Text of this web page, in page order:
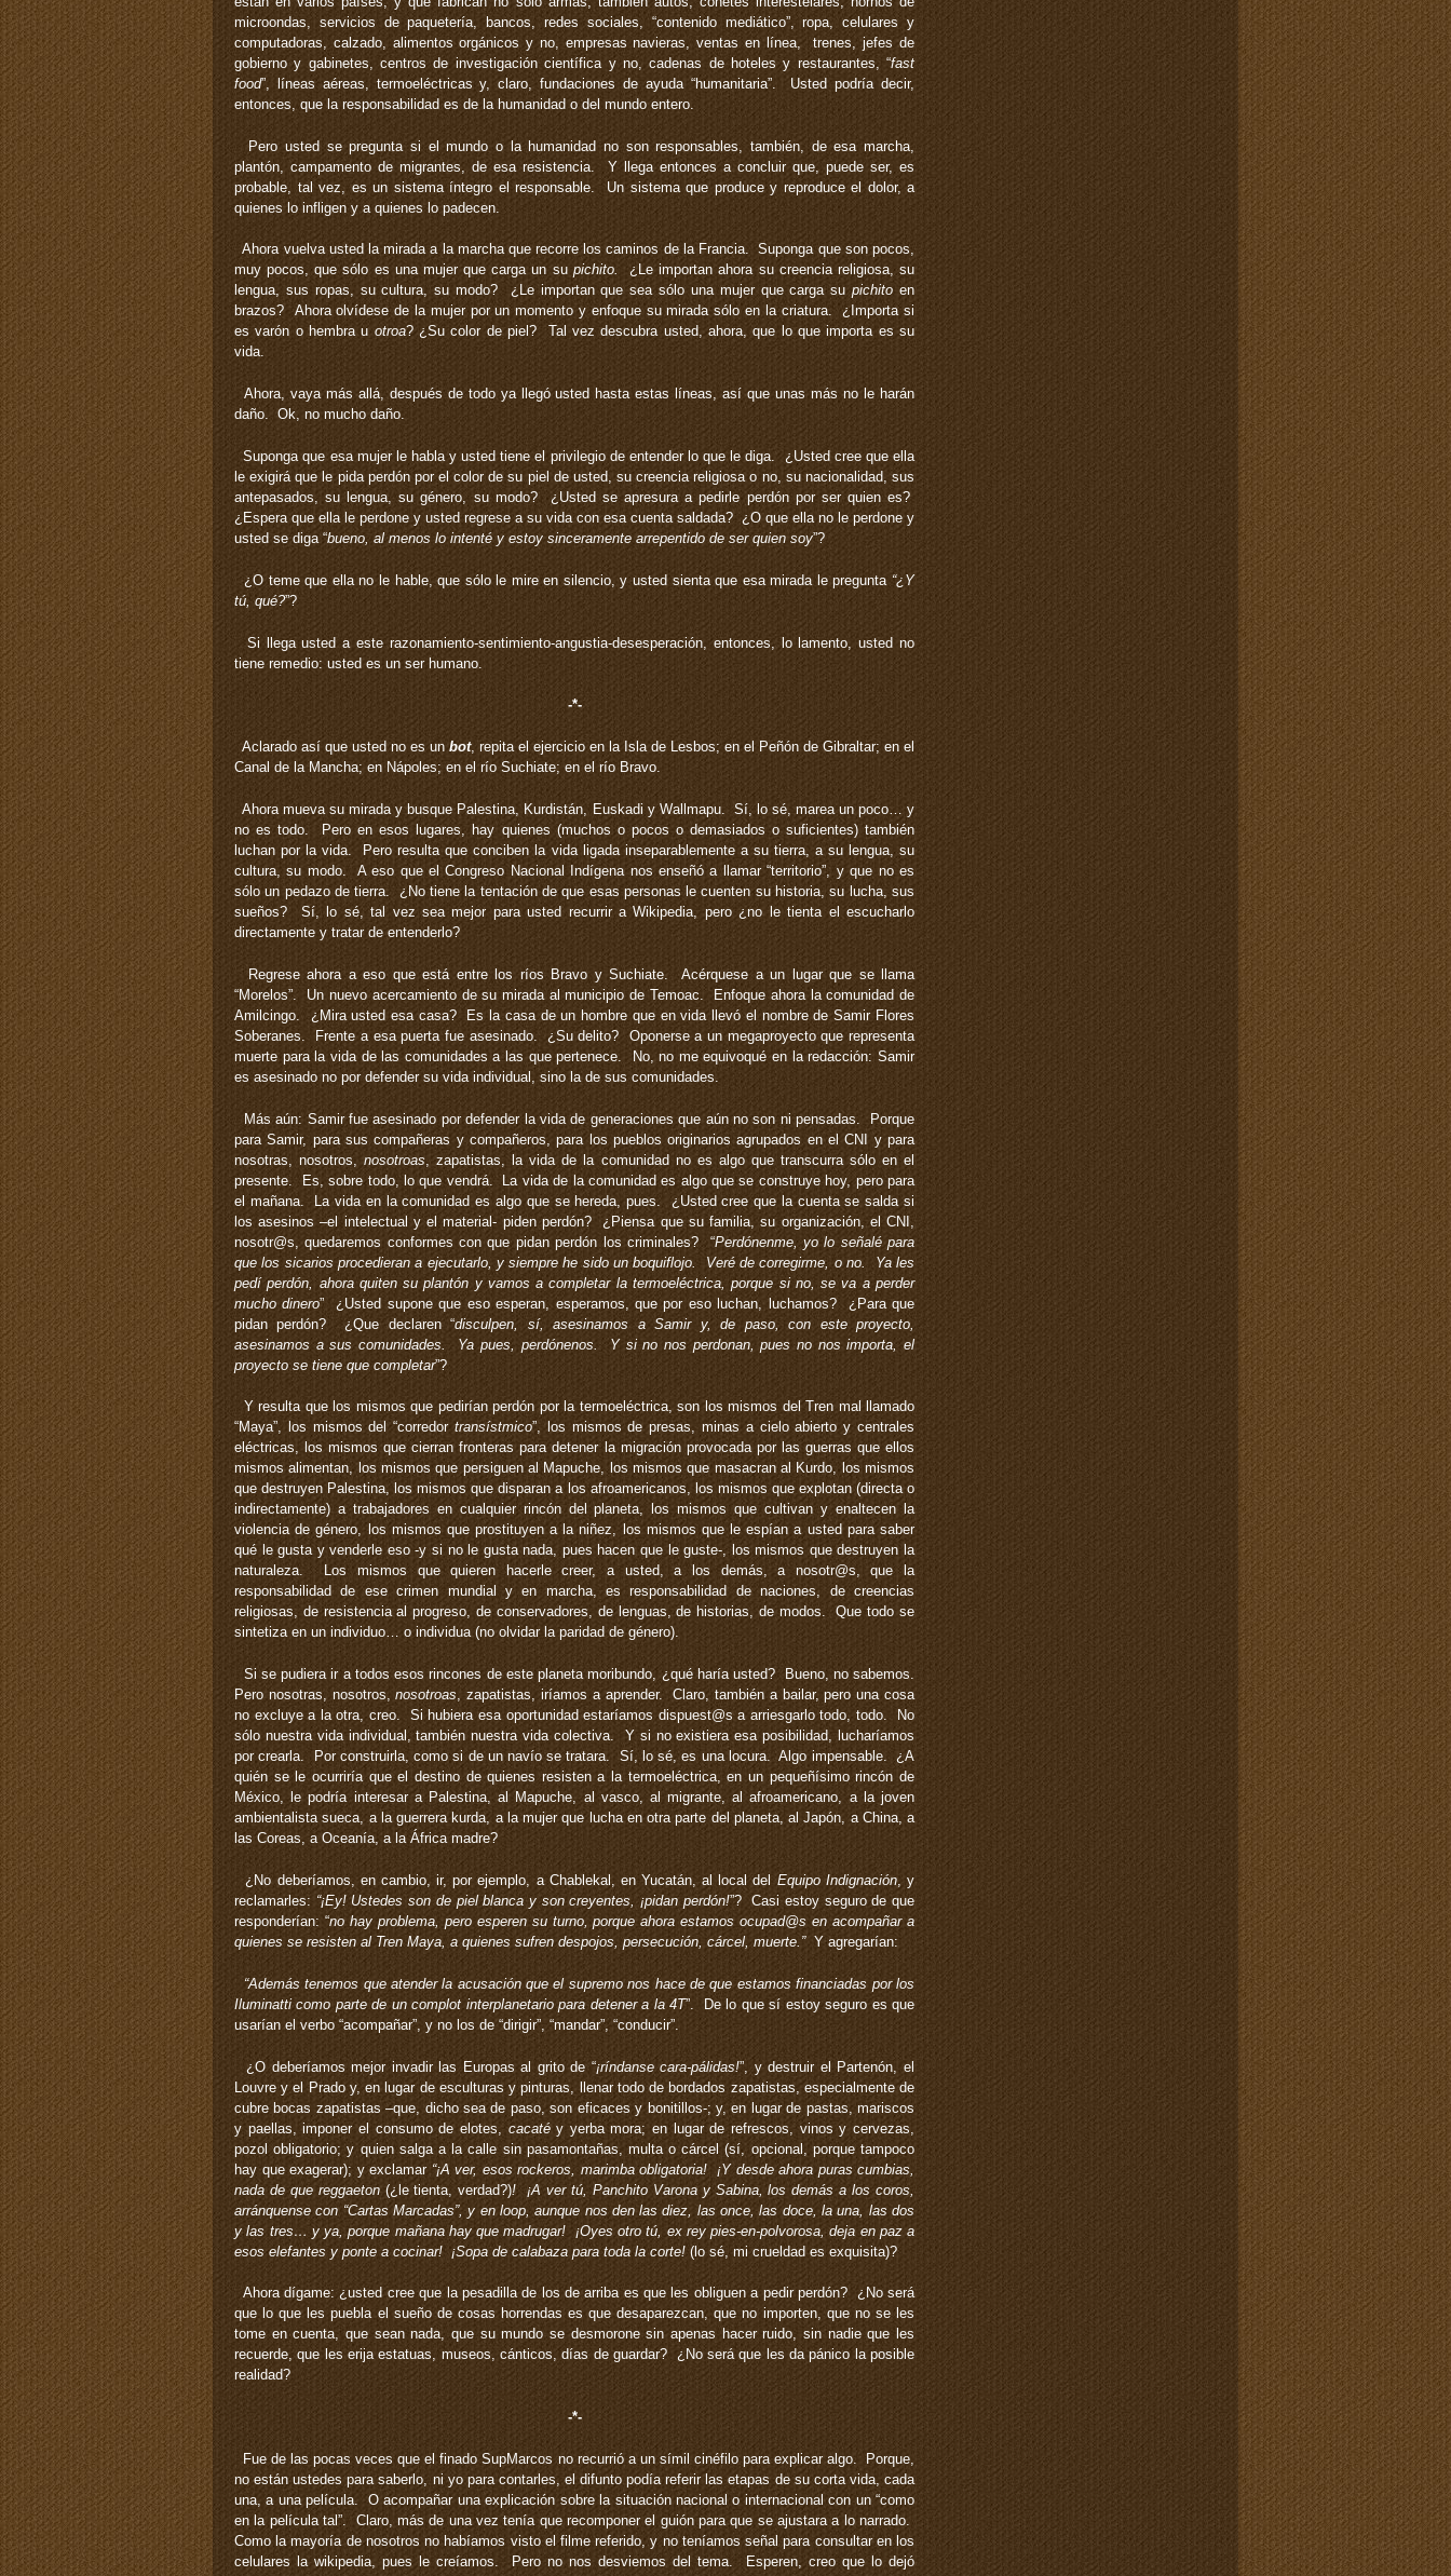
microondas, servicios de paquetería, bancos, redes sociales, “contenido mediático”, ropa, celulares y
computadoras, calzado, alimentos orgánicos y no, empresas navieras, ventas en línea, trenes, jefes de
gobierno y gabinetes, centros de investigación científica y no, cadenas de hoteles y restaurantes, “fast
food”, líneas aéreas, termoeléctricas y, claro, fundaciones de ayuda “humanitaria”. Usted podría decir,
entonces, que la responsabilidad es de la humanidad o del mundo entero.
Pero usted se pregunta si el mundo o la humanidad no son responsables, también, de esa marcha,
plantón, campamento de migrantes, de esa resistencia. Y llega entonces a concluir que, puede ser, es
probable, tal vez, es un sistema íntegro el responsable. Un sistema que produce y reproduce el dolor, a
quienes lo infligen y a quienes lo padecen.
Ahora vuelva usted la mirada a la marcha que recorre los caminos de la Francia. Suponga que son pocos,
muy pocos, que sólo es una mujer que carga un su pichito.
¿Le importan ahora su creencia religiosa, su
lengua, sus ropas, su cultura, su modo? ¿Le importan que sea sólo una mujer que carga supichito en
brazos? Ahora olvídese de la mujer por un momento y enfoque su mirada sólo en la criatura. ¿Importa si
es varón o hembra u otroa? ¿Su color de piel? Tal vez descubra usted, ahora, que lo que importa es su
vida.
Ahora, vaya más allá, después de todo ya llegó usted hasta estas líneas, así que unas más no le harán
daño. Ok, no mucho daño.
Suponga que esa mujer le habla y usted tiene el privilegio de entender lo que le diga. ¿Usted cree que ella
le exigirá que le pida perdón por el color de su piel de usted, su creencia religiosa o no, su nacionalidad, sus
antepasados, su lengua, su género, su modo? ¿Usted se apresura a pedirle perdón por ser quien es?
¿Espera que ella le perdone y usted regrese a su vida con esa cuenta saldada? ¿O que ella no le perdone y
usted se diga “bueno, al menos lo intenté y estoy sinceramente arrepentido de ser quien soy”?
¿O teme que ella no le hable, que sólo le mire en silencio, y usted sienta que esa mirada le pregunta “¿Y
tú, qué?”?
Si llega usted a este razonamiento-sentimiento-angustia-desesperación, entonces, lo lamento, usted no
tiene remedio: usted es un ser humano.
-*-
Aclarado así que usted no es unbot, repita el ejercicio en la Isla de Lesbos; en el Peñón de Gibraltar; en el
Canal de la Mancha; en Nápoles; en el río Suchiate; en el río Bravo.
Ahora mueva su mirada y busque Palestina, Kurdistán, Euskadi y Wallmapu. Sí, lo sé, marea un poco… y
no es todo. Pero en esos lugares, hay quienes (muchos o pocos o demasiados o suficientes) también
luchan por la vida. Pero resulta que conciben la vida ligada inseparablemente a su tierra, a su lengua, su
cultura, su modo. A eso que el Congreso Nacional Indígena nos enseñó a llamar “territorio”, y que no es
sólo un pedazo de tierra. ¿No tiene la tentación de que esas personas le cuenten su historia, su lucha, sus
sueños? Sí, lo sé, tal vez sea mejor para usted recurrir a Wikipedia, pero ¿no le tienta el escucharlo
directamente y tratar de entenderlo?
Regrese ahora a eso que está entre los ríos Bravo y Suchiate. Acérquese a un lugar que se llama
“Morelos”. Un nuevo acercamiento de su mirada al municipio de Temoac. Enfoque ahora la comunidad de
Amilcingo. ¿Mira usted esa casa? Es la casa de un hombre que en vida llevó el nombre de Samir Flores
Soberanes. Frente a esa puerta fue asesinado. ¿Su delito? Oponerse a un megaproyecto que representa
muerte para la vida de las comunidades a las que pertenece. No, no me equivoqué en la redacción: Samir
es asesinado no por defender su vida individual, sino la de sus comunidades.
Más aún: Samir fue asesinado por defender la vida de generaciones que aún no son ni pensadas. Porque
para Samir, para sus compañeras y compañeros, para los pueblos originarios agrupados en el CNI y para
nosotras, nosotros,nosotroas , zapatistas, la vida de la comunidad no es algo que transcurra sólo en el
presente. Es, sobre todo, lo que vendrá. La vida de la comunidad es algo que se construye hoy, pero para
el mañana. La vida en la comunidad es algo que se hereda, pues. ¿Usted cree que la cuenta se salda si
los asesinos –el intelectual y el material- piden perdón? ¿Piensa que su familia, su organización, el CNI,
nosotr@s, quedaremos conformes con que pidan perdón los criminales? “Perdónenme, yo lo señalé para
que los sicarios procedieran a ejecutarlo, y siempre he sido un boquiflojo. Veré de corregirme, o no. Ya les
pedí perdón, ahora quiten su plantón y vamos a completar la termoeléctrica, porque si no, se va a perder
mucho dinero” ¿Usted supone que eso esperan, esperamos, que por eso luchan, luchamos? ¿Para que
pidan perdón? ¿Que declaren “disculpen, sí, asesinamos a Samir y, de paso, con este proyecto,
asesinamos a sus comunidades. Ya pues, perdónenos. Y si no nos perdonan, pues no nos importa, el
proyecto se tiene que completar”?
Y resulta que los mismos que pedirían perdón por la termoeléctrica, son los mismos del Tren mal llamado
“Maya”, los mismos del “corredor transístmico”, los mismos de presas, minas a cielo abierto y centrales
eléctricas, los mismos que cierran fronteras para detener la migración provocada por las guerras que ellos
mismos alimentan, los mismos que persiguen al Mapuche, los mismos que masacran al Kurdo, los mismos
que destruyen Palestina, los mismos que disparan a los afroamericanos, los mismos que explotan (directa o
indirectamente) a trabajadores en cualquier rincón del planeta, los mismos que cultivan y enaltecen la
violencia de género, los mismos que prostituyen a la niñez, los mismos que le espían a usted para saber
qué le gusta y venderle eso -y si no le gusta nada, pues hacen que le guste-, los mismos que destruyen la
naturaleza. Los mismos que quieren hacerle creer, a usted, a los demás, a nosotr@s, que la
responsabilidad de ese crimen mundial y en marcha, es responsabilidad de naciones, de creencias
religiosas, de resistencia al progreso, de conservadores, de lenguas, de historias, de modos. Que todo se
sintetiza en un individuo… o individua (no olvidar la paridad de género).
Si se pudiera ir a todos esos rincones de este planeta moribundo, ¿qué haría usted? Bueno, no sabemos.
Pero nosotras, nosotros,nosotroas, zapatistas, iríamos a aprender. Claro, también a bailar, pero una cosa
no excluye a la otra, creo. Si hubiera esa oportunidad estaríamos dispuest@s a arriesgarlo todo, todo. No
sólo nuestra vida individual, también nuestra vida colectiva. Y si no existiera esa posibilidad, lucharíamos
por crearla. Por construirla, como si de un navío se tratara. Sí, lo sé, es una locura. Algo impensable. ¿A
quién se le ocurriría que el destino de quienes resisten a la termoeléctrica, en un pequeñísimo rincón de
México, le podría interesar a Palestina, al Mapuche, al vasco, al migrante, al afroamericano, a la joven
ambientalista sueca, a la guerrera kurda, a la mujer que lucha en otra parte del planeta, al Japón, a China, a
las Coreas, a Oceanía, a la África madre?
¿No deberíamos, en cambio, ir, por ejemplo, a Chablekal, en Yucatán, al local del Equipo Indignación, y
reclamarles: “¡Ey! Ustedes son de piel blanca y son creyentes, ¡pidan perdón!”? Casi estoy seguro de que
responderían: “no hay problema, pero esperen su turno, porque ahora estamos ocupad@s en acompañar a
quienes se resisten al Tren Maya, a quienes sufren despojos, persecución, cárcel, muerte.” Y agregarían:
“Además tenemos que atender la acusación que el supremo nos hace de que estamos financiadas por los
Iluminatti como parte de un complot interplanetario para detener a la 4T”. De lo que sí estoy seguro es que
usarían el verbo “acompañar”, y no los de “dirigir”, “mandar”, “conducir”.
¿O deberíamos mejor invadir las Europas al grito de “¡ríndanse cara-pálidas!”, y destruir el Partenón, el
Louvre y el Prado y, en lugar de esculturas y pinturas, llenar todo de bordados zapatistas, especialmente de
cubre bocas zapatistas –que, dicho sea de paso, son eficaces y bonitillos-; y, en lugar de pastas, mariscos
y paellas, imponer el consumo de elotes, cacatéy yerba mora; en lugar de refrescos, vinos y cervezas,
pozol obligatorio; y quien salga a la calle sin pasamontañas, multa o cárcel (sí, opcional, porque tampoco
hay que exagerar); y exclamar “¡A ver, esos rockeros, marimba obligatoria! ¡Y desde ahora puras cumbias,
nada de que reggaeton (¿le tienta, verdad?)!
¡A ver tú, Panchito Varona y Sabina, los demás a los coros,
arránquense con “Cartas Marcadas”, y en loop, aunque nos den las diez, las once, las doce, la una, las dos
y las tres… y ya, porque mañana hay que madrugar! ¡Oyes otro tú, ex rey pies-en-polvorosa, deja en paz a
esos elefantes y ponte a cocinar! ¡Sopa de calabaza para toda la corte! (lo sé, mi crueldad es exquisita)?
Ahora dígame: ¿usted cree que la pesadilla de los de arriba es que les obliguen a pedir perdón? ¿No será
que lo que les puebla el sueño de cosas horrendas es que desaparezcan, que no importen, que no se les
tome en cuenta, que sean nada, que su mundo se desmorone sin apenas hacer ruido, sin nadie que les
recuerde, que les erija estatuas, museos, cánticos, días de guardar? ¿No será que les da pánico la posible
realidad?
-*-
Fue de las pocas veces que el finado SupMarcos no recurrió a un símil cinéfilo para explicar algo. Porque,
no están ustedes para saberlo, ni yo para contarles, el difunto podía referir las etapas de su corta vida, cada
una, a una película. O acompañar una explicación sobre la situación nacional o internacional con un “como
en la película tal”. Claro, más de una vez tenía que recomponer el guión para que se ajustara a lo narrado.
Como la mayoría de nosotros no habíamos visto el filme referido, y no teníamos señal para consultar en los
celulares la wikipedia, pues le creíamos. Pero no nos desviemos del tema. Esperen, creo que lo dejó